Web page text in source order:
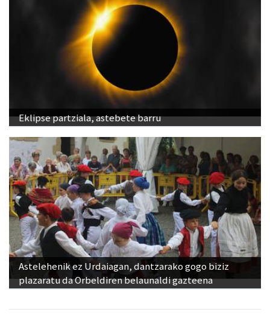
Eklipse partziala, astebete barru
Astelehenik ez Urdaiagan, dantzarako gogo biziz
plazaratu da Orbeldiren belaunaldi gazteena